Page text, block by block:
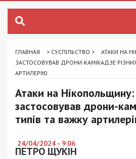
ГЛАВНАЯ > СУСПІЛЬСТВО >
АТАКИ НА
ЗАСТОСОВУВАВ ДРОНИ-КАМІКАДЗЕ
АРТИЛЕРІЮ
Атаки на
застосовував дрони-
типів та важку
24/04/2024 - 9:06
ПЕТРО ЩУКІН